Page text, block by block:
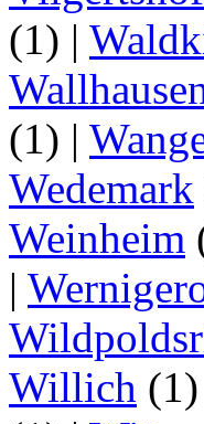
(1) |
(1) |
Wedemark
Weinheim
|
Willich (1)